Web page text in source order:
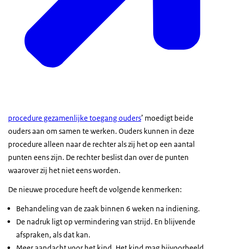
procedure gezamenlijke toegang ouders’ moedigt beide
ouders aan om samen te werken. Ouders kunnen in deze
procedure alleen naar de rechter als zij het op een aantal
punten eens zijn. De rechter beslist dan over de punten
waarover zij het niet eens worden.
De nieuwe procedure heeft de volgende kenmerken:
Behandeling van de zaak binnen 6 weken na indiening.
De nadruk ligt op vermindering van strijd. En blijvende
afspraken, als dat kan.